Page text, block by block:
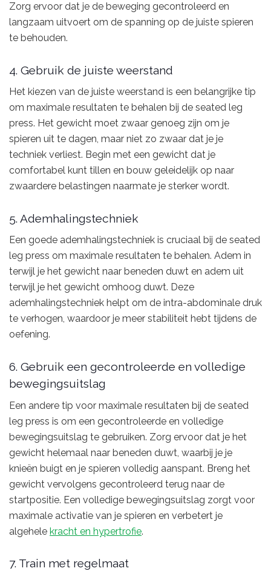
Zorg ervoor dat je de beweging gecontroleerd en
langzaam uitvoert om de spanning op de juiste spieren
te behouden.
4. Gebruik de juiste weerstand
Het kiezen van de juiste weerstand is een belangrijke tip
om maximale resultaten te behalen bij de seated leg
press. Het gewicht moet zwaar genoeg zijn om je
spieren uit te dagen, maar niet zo zwaar dat je je
techniek verliest. Begin met een gewicht dat je
comfortabel kunt tillen en bouw geleidelijk op naar
zwaardere belastingen naarmate je sterker wordt.
5. Ademhalingstechniek
Een goede ademhalingstechniek is cruciaal bij de seated
leg press om maximale resultaten te behalen. Adem in
terwijl je het gewicht naar beneden duwt en adem uit
terwijl je het gewicht omhoog duwt. Deze
ademhalingstechniek helpt om de intra-abdominale druk
te verhogen, waardoor je meer stabiliteit hebt tijdens de
oefening.
6. Gebruik een gecontroleerde en volledige
bewegingsuitslag
Een andere tip voor maximale resultaten bij de seated
leg press is om een gecontroleerde en volledige
bewegingsuitslag te gebruiken. Zorg ervoor dat je het
gewicht helemaal naar beneden duwt, waarbij je je
knieën buigt en je spieren volledig aanspant. Breng het
gewicht vervolgens gecontroleerd terug naar de
startpositie. Een volledige bewegingsuitslag zorgt voor
maximale activatie van je spieren en verbetert je
algehele kracht en hypertrofie.
7. Train met regelmaat